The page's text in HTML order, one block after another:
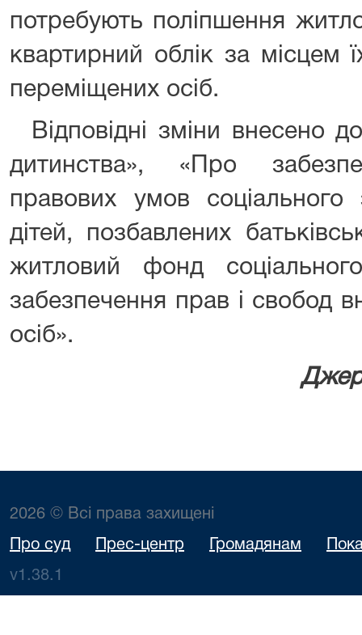
потребують поліпшення
квартирний облік за місцем
переміщених осіб.
Відповідні зміни внесено
дитинства», «Про
правових умов соціального
дітей, позбавлених
житловий фонд
забезпечення прав і свобод
осіб».
2026 © Всі права захищені
Про суд Прес-центр Громадянам
v1.38.1